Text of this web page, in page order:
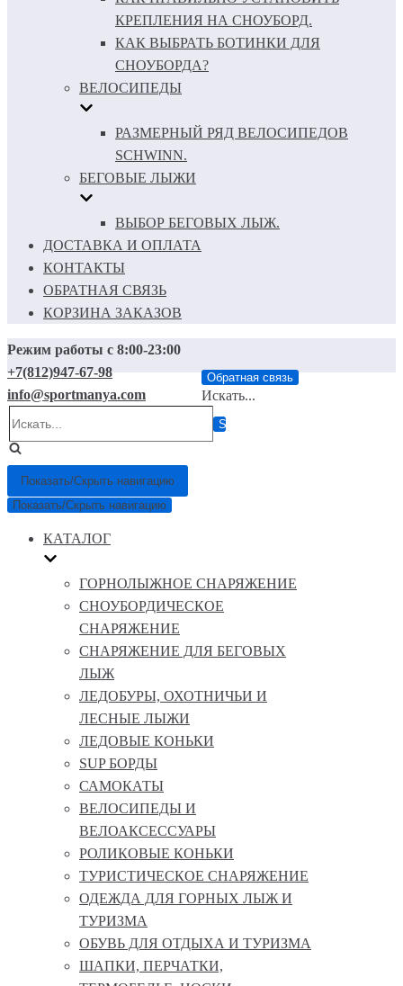
КРЕПЛЕНИЯ НА СНОУБОРД.
КАК ВЫБРАТЬ БОТИНКИ ДЛЯ
СНОУБОРДА?
ВЕЛОСИПЕДЫ
РАЗМЕРНЫЙ РЯД ВЕЛОСИПЕДОВ
SCHWINN.
БЕГОВЫЕ ЛЫЖИ
ВЫБОР БЕГОВЫХ ЛЫЖ.
ДОСТАВКА И ОПЛАТА
КОНТАКТЫ
ОБРАТНАЯ СВЯЗЬ
КОРЗИНА ЗАКАЗОВ
Режим работы с 8:00-23:00
+7(812)947-67-98
info@sportmanya.com
Обратная связь
Искать...
Показать/Скрыть навигацию
Показать/Скрыть навигацию
КАТАЛОГ
ГОРНОЛЫЖНОЕ СНАРЯЖЕНИЕ
СНОУБОРДИЧЕСКОЕ
СНАРЯЖЕНИЕ
СНАРЯЖЕНИЕ ДЛЯ БЕГОВЫХ
ЛЫЖ
ЛЕДОБУРЫ, ОХОТНИЧЬИ И
ЛЕСНЫЕ ЛЫЖИ
ЛЕДОВЫЕ КОНЬКИ
SUP БОРДЫ
САМОКАТЫ
ВЕЛОСИПЕДЫ И
ВЕЛОАКСЕССУАРЫ
РОЛИКОВЫЕ КОНЬКИ
ТУРИСТИЧЕСКОЕ СНАРЯЖЕНИЕ
ОДЕЖДА ДЛЯ ГОРНЫХ ЛЫЖ И
ТУРИЗМА
ОБУВЬ ДЛЯ ОТДЫХА И ТУРИЗМА
ШАПКИ, ПЕРЧАТКИ,